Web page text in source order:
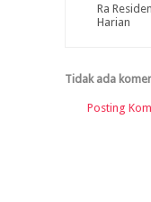
Ra
Harian
Tidak ada
Posting